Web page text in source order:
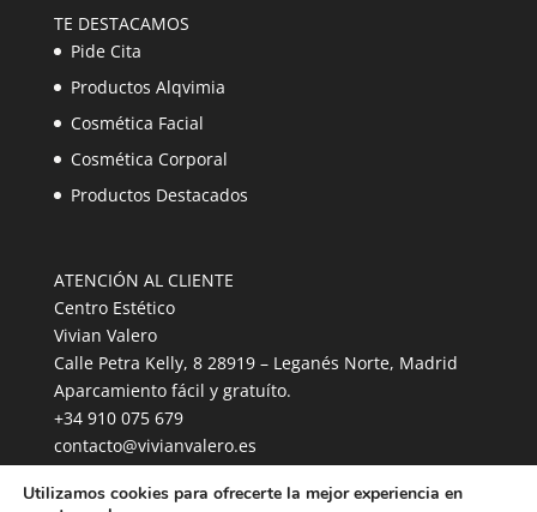
TE DESTACAMOS
Pide Cita
Productos Alqvimia
Cosmética Facial
Cosmética Corporal
Productos Destacados
ATENCIÓN AL CLIENTE
Centro Estético
Vivian Valero
Calle Petra Kelly, 8 28919 – Leganés Norte, Madrid
Aparcamiento fácil y gratuíto.
+34 910 075 679
contacto@vivianvalero.es
Utilizamos cookies para ofrecerte la mejor experiencia en